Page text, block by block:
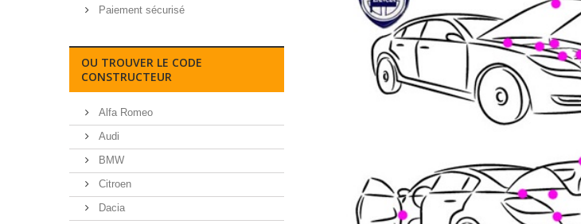
Paiement sécurisé
OU TROUVER LE CODE
CONSTRUCTEUR
Alfa Romeo
Audi
BMW
Citroen
Dacia